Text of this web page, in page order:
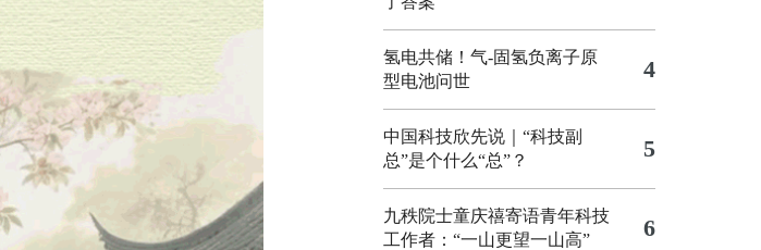
氢电共储！气-固氢负离子原
型电池问世
4
中国科技欣先说｜“科技副
总”是个什么“总”？
5
九秩院士童庆禧寄语青年科技
工作者：“一山更望一山高”
6